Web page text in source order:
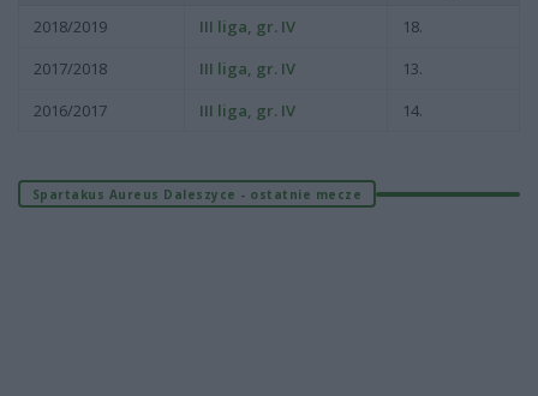
2018/2019 III liga, gr. IV
18.
2017/2018
III liga, gr. IV
13.
2016/2017
III liga, gr. IV 14.
Spartakus Aureus Daleszyce - ostatnie mecze